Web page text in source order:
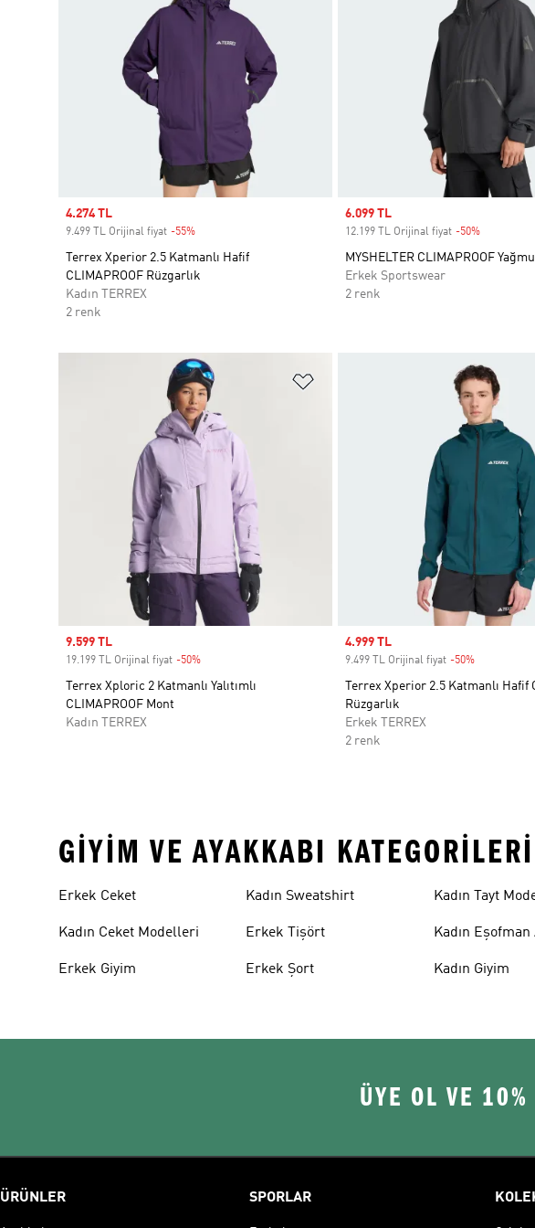
Sale price
4.274 TL
9.499 TL Orijinal fiyat -55%
Terrex Xperior 2.5 Katmanlı Hafif
CLIMAPROOF Rüzgarlık
Kadın TERREX
2 renk
Sale price
6.099 TL
12.199 TL Orijinal fiyat -50%Discount
MYSHELTER CLIMAPROOF
Erkek Sportswear
2 renk
Sale price
9.599 TL
19.199 TL Orijinal fiyat -50%
Terrex Xploric 2 Katmanlı Yalıtımlı
CLIMAPROOF Mont
Kadın TERREX
Sale price
4.999 TL
9.499 TL Orijinal fiyat -50%Discount
Terrex Xperior 2.5 Katmanlı Hafif
Rüzgarlık
Erkek TERREX
2 renk
GIYIM VE AYAKKABI
Erkek Ceket
Kadın Ceket Modelleri
Erkek Giyim
Kadın Sweatshirt
Erkek Tişört
Erkek Şort
Kadın Tayt
Kadın Eşofman
Kadın Giyim
ÜYE OL VE
ÜRÜNLER SPORLAR